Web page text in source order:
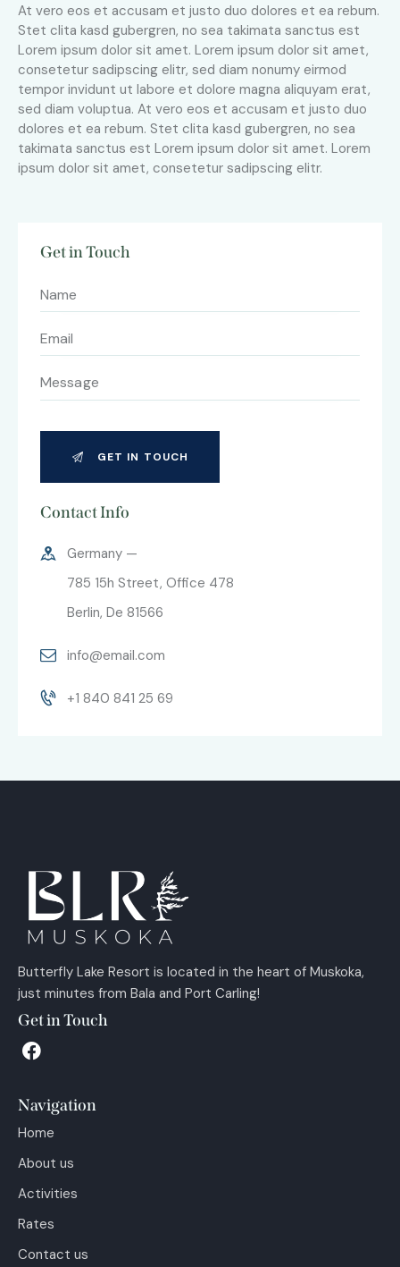
At vero eos et accusam et justo duo dolores et ea rebum.
Stet clita kasd gubergren, no sea takimata sanctus est
Lorem ipsum dolor sit amet. Lorem ipsum dolor sit amet,
consetetur sadipscing elitr, sed diam nonumy eirmod
tempor invidunt ut labore et dolore magna aliquyam erat,
sed diam voluptua. At vero eos et accusam et justo duo
dolores et ea rebum. Stet clita kasd gubergren, no sea
takimata sanctus est Lorem ipsum dolor sit amet. Lorem
ipsum dolor sit amet, consetetur sadipscing elitr.
Get in Touch
Contact Info
Germany —
785 15h Street, Office 478
Berlin, De 81566
info@email.com
+1 840 841 25 69
Butterfly Lake Resort is located in the heart of Muskoka,
just minutes from Bala and Port Carling!
Get in Touch
Navigation
Home
About us
Activities
Rates
Contact us